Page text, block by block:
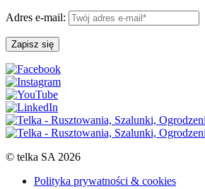
Adres e-mail:
© telka SA 2026
Polityka prywatności & cookies